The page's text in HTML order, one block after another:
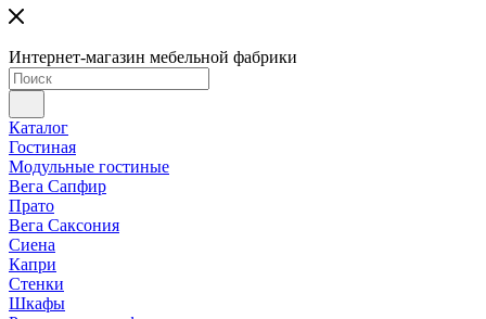
Интернет-магазин мебельной фабрики
Каталог
Гостиная
Модульные гостиные
Вега Сапфир
Прато
Вега Саксония
Сиена
Капри
Стенки
Шкафы